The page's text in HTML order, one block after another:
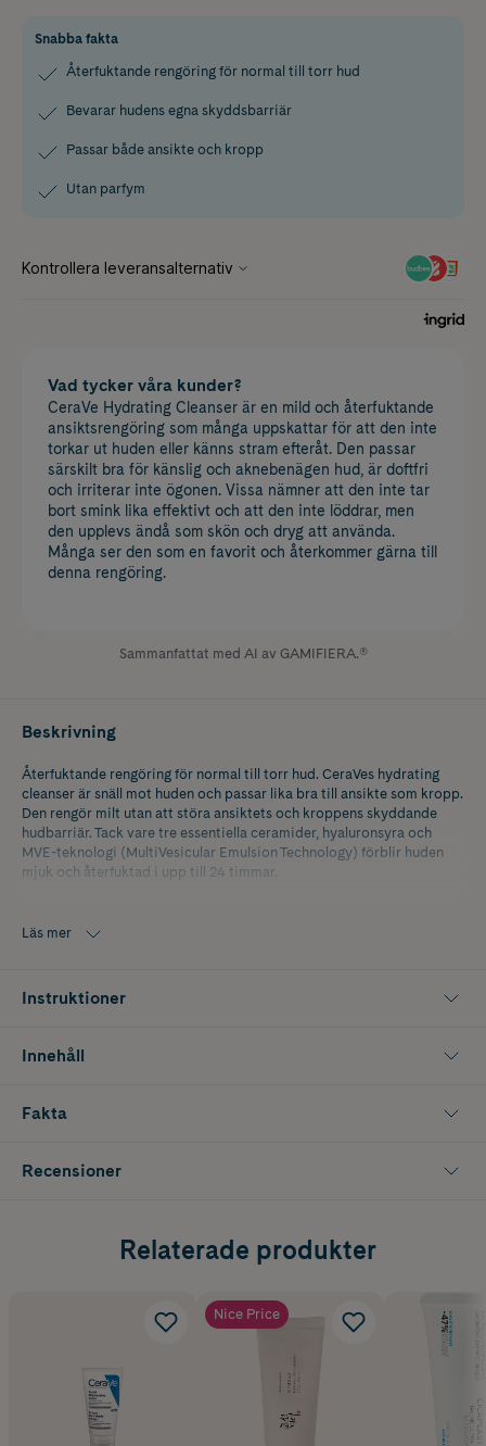
Snabba fakta
Återfuktande rengöring för normal till torr hud
Bevarar hudens egna skyddsbarriär
Passar både ansikte och kropp
Utan parfym
Vad tycker våra kunder?
CeraVe Hydrating Cleanser är en mild och återfuktande
ansiktsrengöring som många uppskattar för att den inte
torkar ut huden eller känns stram efteråt. Den passar
särskilt bra för känslig och aknebenägen hud, är doftfri
och irriterar inte ögonen. Vissa nämner att den inte tar
bort smink lika effektivt och att den inte löddrar, men
den upplevs ändå som skön och dryg att använda.
Många ser den som en favorit och återkommer gärna till
denna rengöring.
Sammanfattat med AI av GAMIFIERA.®
Beskrivning
Återfuktande rengöring för normal till torr hud. CeraVes hydrating
cleanser är snäll mot huden och passar lika bra till ansikte som kropp.
Den rengör milt utan att störa ansiktets och kroppens skyddande
hudbarriär. Tack vare tre essentiella ceramider, hyaluronsyra och
MVE-teknologi (MultiVesicular Emulsion Technology) förblir huden
mjuk och återfuktad i upp till 24 timmar.
Läs mer
Instruktioner
Innehåll
Fakta
Recensioner
Relaterade produkter
Nice Price